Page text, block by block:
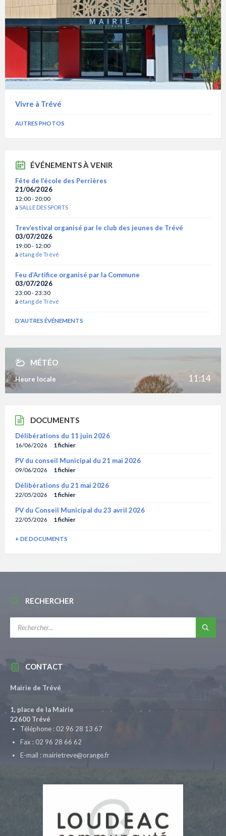
Vivre à Trévé
AUTRES PHOTOS
ÉVÉNEMENTS À VENIR
Fête de l’école des Perrières
21/06/2026
12:00 - 20:00
à SALLE DES SPORTS
Trev’estival organisé par le club des jeunes de Trévé
03/07/2026
19:00 - 12:00
à étang de Trévé
Feu d’Artifice organisé par la Commune
03/07/2026
23:00 - 23:30
à étang de Trévé
D'AUTRES ÉVÉNEMENTS
MÉTÉO
Heure locale 11:14
DOCUMENTS
Délibérations du 11 juin 2026
16/06/2026 1 fichier
PV du conseil Municipal du 21 mai 2026
09/06/2026 1 fichier
Délibérations du 21 mai 2026
22/05/2026 1 fichier
PV du Conseil Municipal du 23 avril 2026
22/05/2026 1 fichier
+ DE DOCUMENTS
RECHERCHER
CONTACT
Mairie de Trévé
1, place de la Mairie
22600 Trévé
Téléphone : 02 96 28 13 67
Fax : 02 96 28 66 62
E-mail : mairietreve@orange.fr